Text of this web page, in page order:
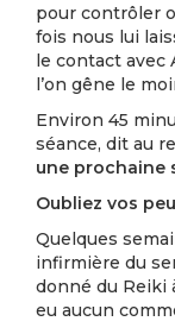
pour contrôler
fois nous lui
le contact avec
l’on gêne le
Environ 45
séance, dit au
une prochaine
Oubliez vos
Quelques
infirmière du
donné du Reiki
eu aucun